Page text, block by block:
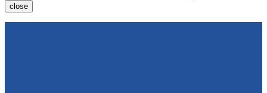
close